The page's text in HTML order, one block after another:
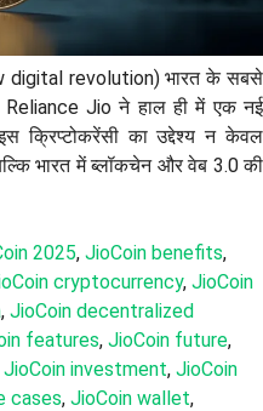
digital revolution) भारत के सबसे
Reliance Jio ने हाल ही में एक नई
क्रिप्टोकरेंसी का उद्देश्य न केवल
भारत में ब्लॉकचेन और वेब 3.0 की
2025, JioCoin benefits,
cryptocurrency, JioCoin
, JioCoin decentralized
features, JioCoin future,
JioCoin investment, JioCoin
cases, JioCoin wallet,